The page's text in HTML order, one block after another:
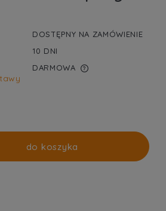
DOSTĘPNY NA ZAMÓWIENIE
10 DNI
DARMOWA
EWENTUALNYCH KOSZTÓW
do koszyka